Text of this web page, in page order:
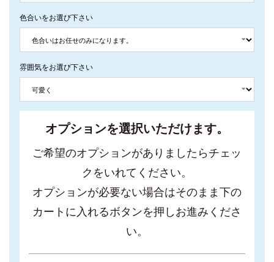
色合いをお選び下さい
雰囲気をお選び下さい
オプションを選択いただけます。
ご希望のオプションがありましたらチェッ
クをいれてください。
オプションが必要ない場合はそのまま下の
カートに入れるボタンを押しお進みくださ
い。